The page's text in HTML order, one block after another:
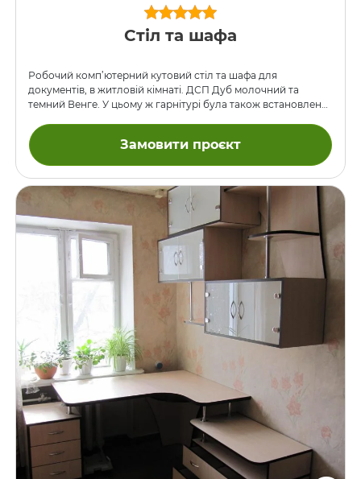
Стіл та шафа
Робочий комп’ютерний кутовий стіл та шафа для
документів, в житловій кімнаті. ДСП Дуб молочний та
темний Венге. У цьому ж гарнітурі була також встановлена
замовник зробив відгук, де дякував нам також і за стіл 🙂
Ось цей відгук.
Замовити проєкт